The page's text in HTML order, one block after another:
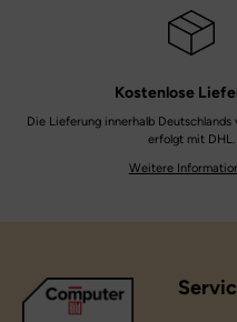
Kostenlose
Die Lieferung innerhalb Deutschlands
erfolgt mit DHL.
Weitere